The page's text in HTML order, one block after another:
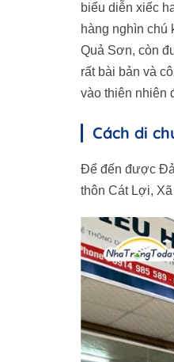
biểu diễn xiếc
hàng nghìn chú
Quả Sơn, còn
rất bài bản và
vào thiên nhiên
Cách di
Để đến được
thôn Cát Lợi,